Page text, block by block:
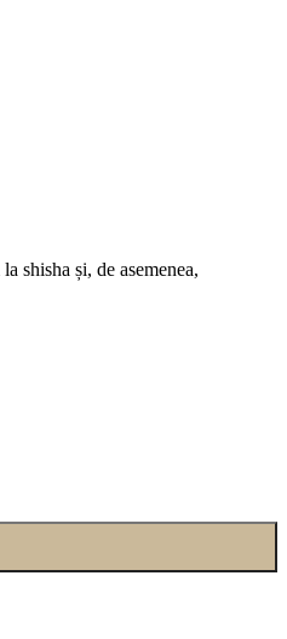
shisha și, de asemenea,